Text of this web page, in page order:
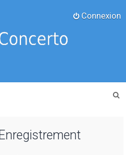
Connexion